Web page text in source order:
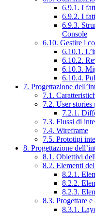
6.9.1. I
6.9.2. I
6.9.3.
Console
6.10. Gestire i
6.10.1.
6.10.2.
6.10.3.
6.10.4.
7. Progettazione
7.1.
7.2. User stories
7.2.1.
7.3. Flussi di
7.4. Wireframe
7.5. Prototipi
8. Progettazione
8.1. Obiettivi
8.2. Elementi
8.2.1.
8.2.2.
8.2.3.
8.3. Progettare
8.3.1.